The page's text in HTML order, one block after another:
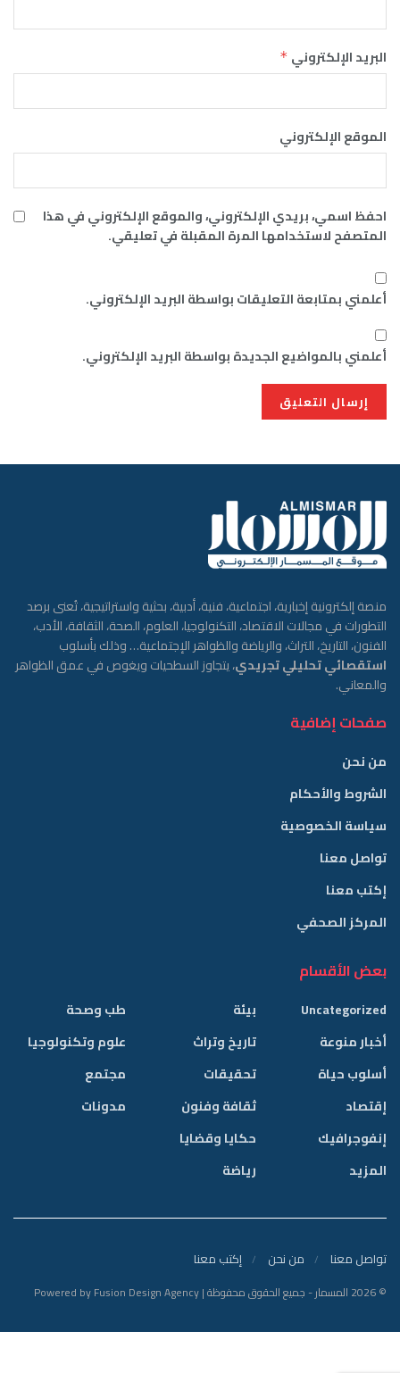
البريد الإلكتروني *
الموقع الإلكتروني
احفظ اسمي، بريدي الإلكتروني، والموقع الإلكتروني في هذا
المتصفح لاستخدامها المرة المقبلة في تعليقي.
أعلمني بمتابعة التعليقات بواسطة البريد الإلكتروني.
أعلمني بالمواضيع الجديدة بواسطة البريد الإلكتروني.
منصة إلكترونية إخبارية، اجتماعية، فنية، أدبية، بحثية واستراتيجية، تُعنى برصد
التطورات في مجالات الاقتصاد، التكنولوجيا، العلوم، الصحة، الثقافة، الأدب،
الفنون، التاريخ، التراث، والرياضة والظواهر الإجتماعية… وذلك بأسلوب
استقصائي تحليلي تجريدي، يتجاوز السطحيات ويغوص في عمق الظواهر
والمعاني.
صفحات إضافية
من نحن
الشروط والأحكام
سياسة الخصوصية
تواصل معنا
إكتب معنا
المركز الصحفي
بعض الأقسام
Uncategorized
أخبار منوعة
أسلوب حياة
إقتصاد
إنفوجرافيك
المزيد
بيئة
تاريخ وتراث
تحقيقات
ثقافة وفنون
حكايا وقضايا
رياضة
طب وصحة
علوم وتكنولوجيا
مجتمع
مدونات
تواصل معنا من نحن إكتب معنا